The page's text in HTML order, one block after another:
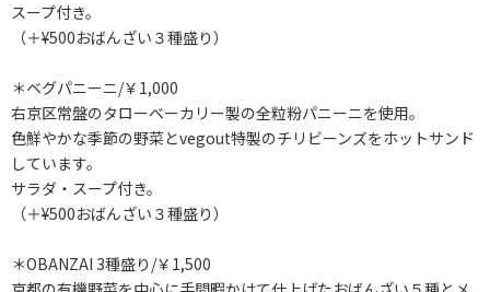
スープ付き。
（＋¥500おばんざい３種盛り）
＊ベグパニーニ/￥1,000
右京区常盤のタローベーカリー製の全粒粉パニーニを使用。
色鮮やかな季節の野菜とvegout特製のチリビーンズをホットサンド
しています。
サラダ・スープ付き。
（＋¥500おばんざい３種盛り）
＊OBANZAI 3種盛り/￥1,500